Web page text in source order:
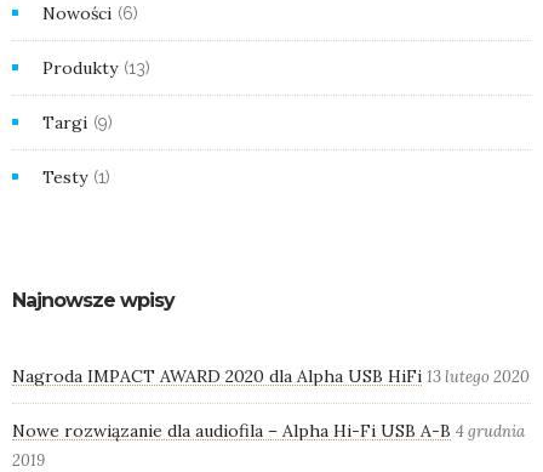
Nowości (6)
Produkty (13)
Targi (9)
Testy (1)
Najnowsze wpisy
Nagroda IMPACT AWARD 2020 dla Alpha USB HiFi 13 lutego 2020
Nowe rozwiązanie dla audiofila – Alpha Hi-Fi USB A-B 4 grudnia
2019